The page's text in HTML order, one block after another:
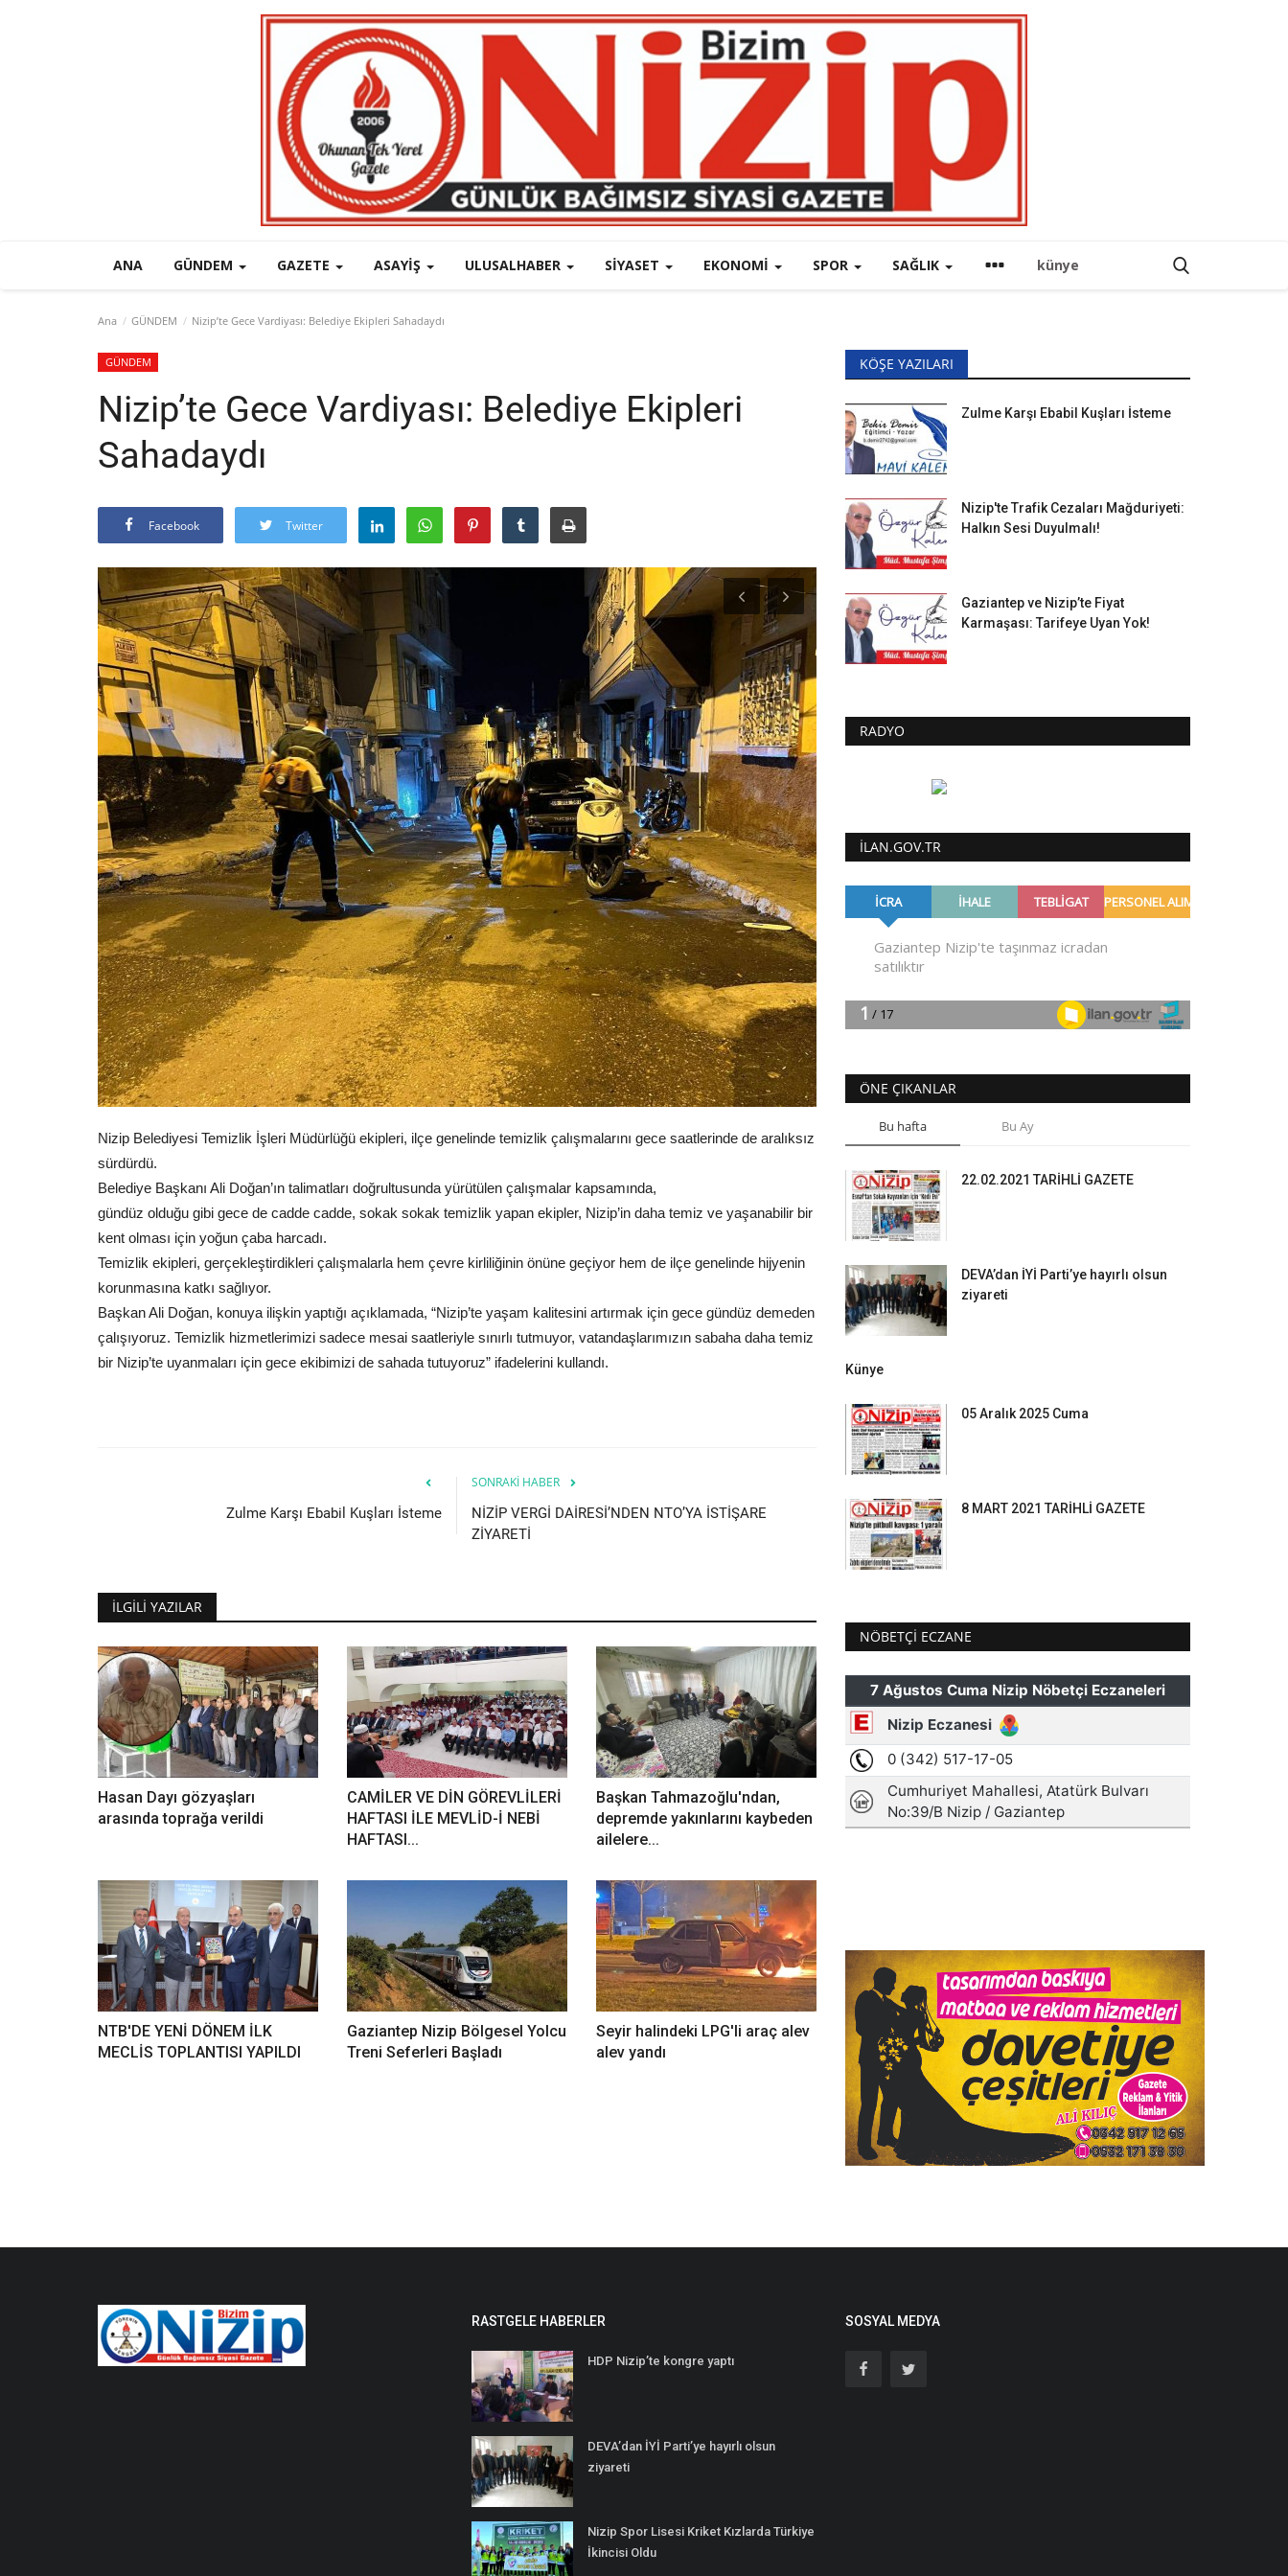
ANA GÜNDEM GAZETE ASAYIŞ ULUSALHABER SIYASET EKONOMI SPOR SAĞLIK künye
Ana GÜNDEM Nizip’te Gece Vardiyası: Belediye Ekipleri Sahadaydı
GÜNDEM
Nizip’te Gece Vardiyası: Belediye Ekipleri
Sahadaydı
Facebook Twitter
Nizip Belediyesi Temizlik İşleri Müdürlüğü ekipleri, ilçe genelinde temizlik çalışmalarını gece saatlerinde de aralıksız
sürdürdü.
Belediye Başkanı Ali Doğan’ın talimatları doğrultusunda yürütülen çalışmalar kapsamında,
gündüz olduğu gibi gece de cadde cadde, sokak sokak temizlik yapan ekipler, Nizip’in daha temiz ve yaşanabilir bir
kent olması için yoğun çaba harcadı.
Temizlik ekipleri, gerçekleştirdikleri çalışmalarla hem çevre kirliliğinin önüne geçiyor hem de ilçe genelinde hijyenin
korunmasına katkı sağlıyor.
Başkan Ali Doğan, konuya ilişkin yaptığı açıklamada, “Nizip’te yaşam kalitesini artırmak için gece gündüz demeden
çalışıyoruz. Temizlik hizmetlerimizi sadece mesai saatleriyle sınırlı tutmuyor, vatandaşlarımızın sabaha daha temiz
bir Nizip’te uyanmaları için gece ekibimizi de sahada tutuyoruz” ifadelerini kullandı.
Zulme Karşı Ebabil Kuşları İsteme
SONRAKI HABER
NİZİP VERGİ DAİRESİ’NDEN NTO’YA İSTİŞARE
ZİYARETİ
İLGILI YAZILAR
Hasan Dayı gözyaşları
arasında toprağa verildi
CAMİLER VE DİN GÖREVLİLERİ
HAFTASI İLE MEVLİD-İ NEBİ
HAFTASI...
Başkan Tahmazoğlu'ndan,
depremde yakınlarını kaybeden
ailelere...
NTB'DE YENİ DÖNEM İLK
MECLİS TOPLANTISI YAPILDI
Gaziantep Nizip Bölgesel Yolcu
Treni Seferleri Başladı
Seyir halindeki LPG'li araç alev
alev yandı
KÖŞE YAZILARI
Zulme Karşı Ebabil Kuşları İsteme
Nizip'te Trafik Cezaları Mağduriyeti:
Halkın Sesi Duyulmalı!
Gaziantep ve Nizip’te Fiyat
Karmaşası: Tarifeye Uyan Yok!
RADYO
ILAN.GOV.TR
ÖNE ÇIKANLAR
Bu hafta Bu Ay
22.02.2021 TARİHLİ GAZETE
DEVA’dan İYİ Parti’ye hayırlı olsun
ziyareti
Künye
05 Aralık 2025 Cuma
8 MART 2021 TARİHLİ GAZETE
NÖBETÇI ECZANE
RASTGELE HABERLER
HDP Nizip’te kongre yaptı
DEVA’dan İYİ Parti’ye hayırlı olsun
ziyareti
Nizip Spor Lisesi Kriket Kızlarda Türkiye
İkincisi Oldu
SOSYAL MEDYA